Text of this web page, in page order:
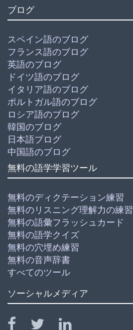
ブログ
スペイン語のブログ
フランス語のブログ
英語のブログ
ドイツ語のブログ
イタリア語のブログ
ポルトガル語のブログ
ロシア語のブログ
韓国のブログ
日本語ブログ
中国語のブログ
無料の語学学習ツール
無料のディクテーション練習
無料のリスニング理解力の練習
無料の語彙フラッシュカード
無料の語学クイズ
無料の穴埋め練習
無料の音声辞書
すべてのツール
ソーシャルメディア